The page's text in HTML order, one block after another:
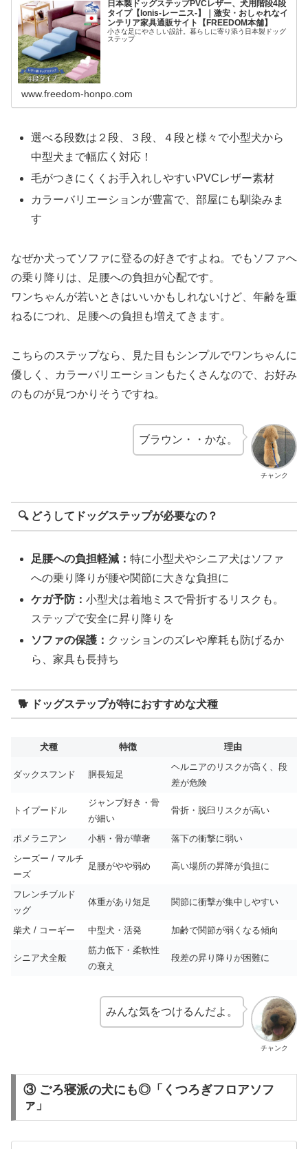
日本製ドッグステップPVCレザー、犬用階段4段
タイプ【lonis-レーニス-】｜激安・おしゃれなイ
ンテリア家具通販サイト【FREEDOM本舗】
小さな足にやさしい設計。暮らしに寄り添う日本製ドッグ
ステップ
www.freedom-honpo.com
選べる段数は２段、３段、４段と様々で小型犬から
中型犬まで幅広く対応！
毛がつきにくくお手入れしやすいPVCレザー素材
カラーバリエーションが豊富で、部屋にも馴染みま
す
なぜか犬ってソファに登るの好きですよね。でもソファへ
の乗り降りは、足腰への負担が心配です。
ワンちゃんが若いときはいいかもしれないけど、年齢を重
ねるにつれ、足腰への負担も増えてきます。
こちらのステップなら、見た目もシンプルでワンちゃんに
優しく、カラーバリエーションもたくさんなので、お好み
のものが見つかりそうですね。
チャンク
ブラウン・・かな。
🔍 どうしてドッグステップが必要なの？
足腰への負担軽減：特に小型犬やシニア犬はソファ
への乗り降りが腰や関節に大きな負担に
ケガ予防：小型犬は着地ミスで骨折するリスクも。
ステップで安全に昇り降りを
ソファの保護： クッションのズレや摩耗も防げるか
ら、家具も長持ち
🐕 ドッグステップが特におすすめな犬種
犬種 特徴 理由
ダックスフンド 胴長短足
ヘルニアのリスクが高く、段
差が危険
トイプードル
ジャンプ好き・骨
が細い
骨折・脱臼リスクが高い
ポメラニアン 小柄・骨が華奢
落下の衝撃に弱い
シーズー / マルチ
ーズ
足腰がやや弱め 高い場所の昇降が負担に
フレンチブルド
ッグ
体重があり短足 関節に衝撃が集中しやすい
柴犬 / コーギー 中型犬・活発 加齢で関節が弱くなる傾向
シニア犬全般
筋力低下・柔軟性
の衰え
段差の昇り降りが困難に
チャンク
みんな気をつけるんだよ。
③ ごろ寝派の犬にも◎「くつろぎフロアソフ
ァ」